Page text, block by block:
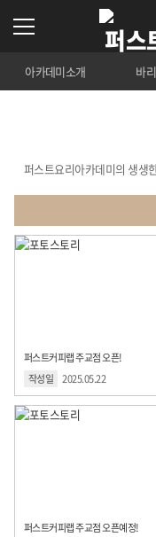
아카데미소개 바
퍼스트요리아카데미의 생생
퍼스트커피랩 주교점 오픈!
작성일 2025.05.22
퍼스트커피랩 주교점 오픈예정!